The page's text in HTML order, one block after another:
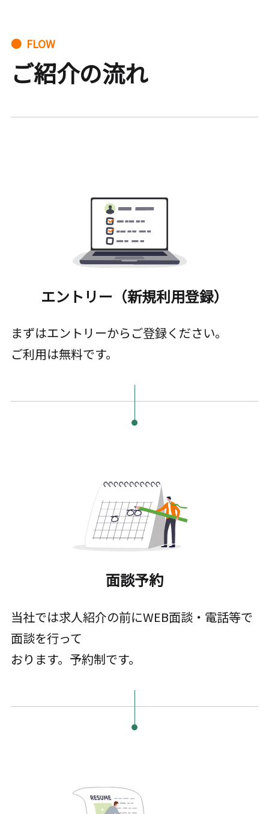
● FLOW
ご紹介の流れ
エントリー（新規利用登録）
まずはエントリーからご登録ください。
ご利用は無料です。
面談予約
当社では求人紹介の前にWEB面談・電話等で
面談を行って
おります。予約制です。